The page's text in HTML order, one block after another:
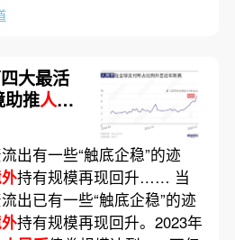
大最活
助推人民
出有一些“触底企稳”的迹
持有规模再现回升…… 当
出已有一些“触底企稳”的迹
持有规模再现回升。2023年